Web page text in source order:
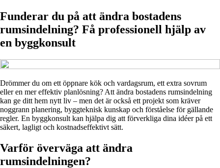
Funderar du på att ändra bostadens
rumsindelning? Få professionell hjälp av
en byggkonsult
Drömmer du om ett öppnare kök och vardagsrum, ett extra sovrum
eller en mer effektiv planlösning? Att ändra bostadens rumsindelning
kan ge ditt hem nytt liv – men det är också ett projekt som kräver
noggrann planering, byggteknisk kunskap och förståelse för gällande
regler. En byggkonsult kan hjälpa dig att förverkliga dina idéer på ett
säkert, lagligt och kostnadseffektivt sätt.
Varför överväga att ändra
rumsindelningen?